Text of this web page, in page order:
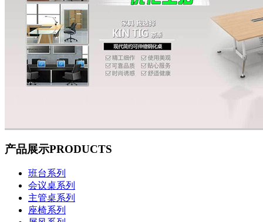
产品展示PRODUCTS
班台系列
会议桌系列
主管桌系列
座椅系列